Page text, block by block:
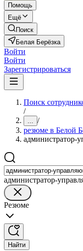
Помощь
Ещё
Поиск
Белая Берёзка
Войти
Войти
Зарегистрироваться
Поиск
/
... /
резюме в Белой
администратор-
администратор-
Резюме
Найти